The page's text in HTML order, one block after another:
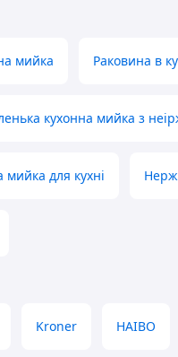
мийка Раковина в
кухонна мийка з
мийка для кухні
Kroner HAIBO